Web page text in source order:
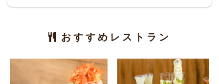
おすすめレストラン